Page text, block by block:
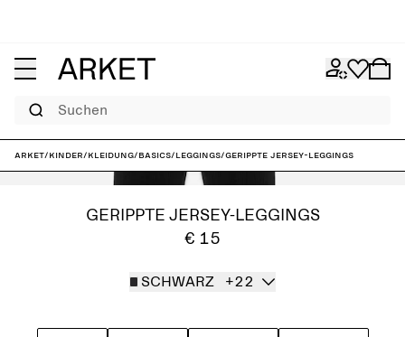
Suchen
ARKET/Kinder/Kleidung/Basics/Leggings/Gerippte Jersey-Leggings
GERIPPTE JERSEY-LEGGINGS
€ 15
SCHWARZ +22